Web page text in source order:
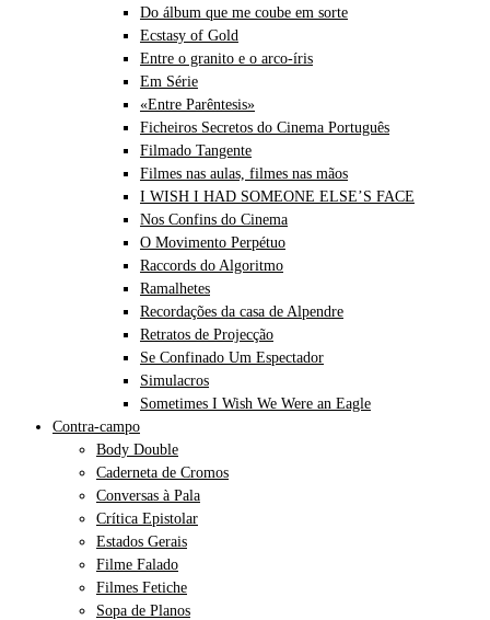
Do álbum que me coube em sorte
Ecstasy of Gold
Entre o granito e o arco-íris
Em Série
«Entre Parêntesis»
Ficheiros Secretos do Cinema Português
Filmado Tangente
Filmes nas aulas, filmes nas mãos
I WISH I HAD SOMEONE ELSE’S FACE
Nos Confins do Cinema
O Movimento Perpétuo
Raccords do Algoritmo
Ramalhetes
Recordações da casa de Alpendre
Retratos de Projecção
Se Confinado Um Espectador
Simulacros
Sometimes I Wish We Were an Eagle
Contra-campo
Body Double
Caderneta de Cromos
Conversas à Pala
Crítica Epistolar
Estados Gerais
Filme Falado
Filmes Fetiche
Sopa de Planos